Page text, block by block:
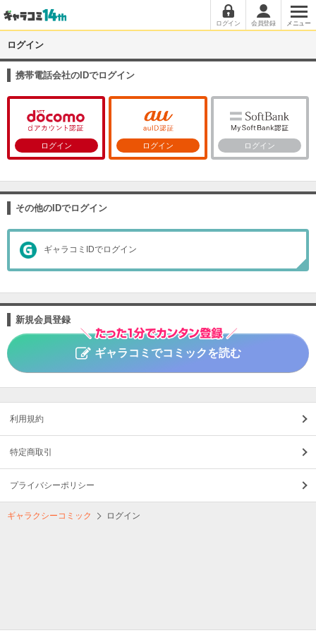
ログイン 会員登録 メニュー
ログイン
携帯電話会社のIDでログイン
ログイン ログイン ログイン
その他のIDでログイン
ギャラコミIDでログイン
新規会員登録
ギャラコミでコミックを読む
利用規約
特定商取引
プライバシーポリシー
ギャラクシーコミック ログイン